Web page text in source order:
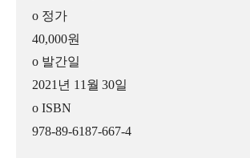
o 정가
40,000원
o 발간일
2021 년 11 월30일
o ISBN
978-89-6187-667-4